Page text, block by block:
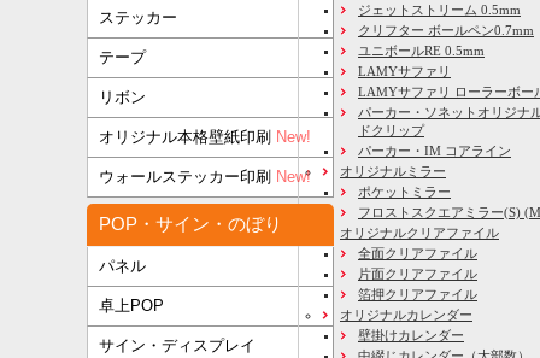
ステッカー
テープ
リボン
オリジナル本格壁紙印刷 New!
ウォールステッカー印刷 New!
POP・サイン・のぼり
パネル
卓上POP
サイン・ディスプレイ
ジェットストリーム 0.5mm
クリフター ボールペン0.7mm
ユニボールRE 0.5mm
LAMYサファリ
LAMYサファリ ローラーボー
パーカー・ソネットオリジナ
ドクリップ
パーカー・IM コアライン
オリジナルミラー
ポケットミラー
フロストスクエアミラー(S)
オリジナルクリアファイル
全面クリアファイル
片面クリアファイル
箔押クリアファイル
オリジナルカレンダー
壁掛けカレンダー
中綴じカレンダー（大部数）